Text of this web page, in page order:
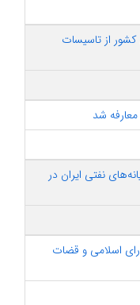
کشور از تاسیسات
شد
نفتی ایران در
اسلامی و قضات